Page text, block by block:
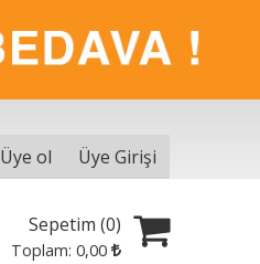
Üye ol Üye Girişi
Sepetim (0)
Toplam:0,00